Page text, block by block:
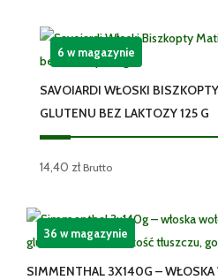
SAVOIARDI WŁOSKI
GLUTENU BEZ LAKTOZY 125 G
14,40 zł Brutto
6 w magazynie
SIMMENTHAL 3X140G –
36 w magazynie